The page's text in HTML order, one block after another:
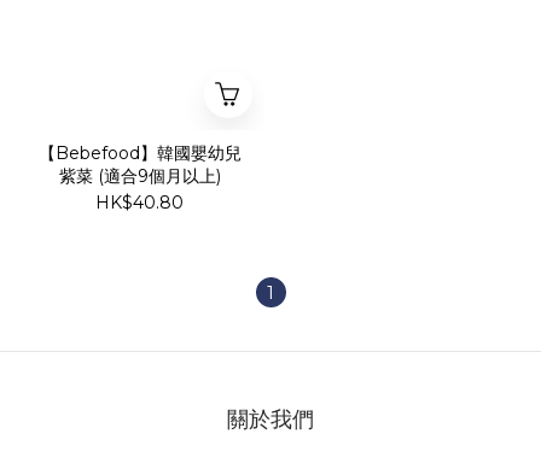
【Bebefood】韓國嬰幼兒
紫菜 (適合9個月以上)
HK$40.80
1
關於我們